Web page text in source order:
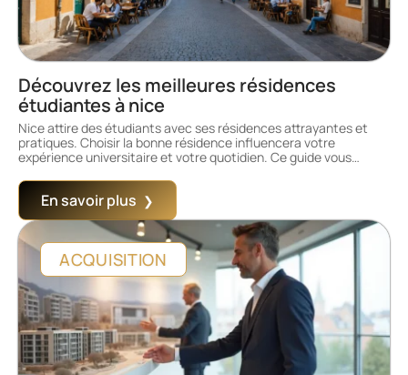
Découvrez les meilleures résidences
étudiantes à nice
Nice attire des étudiants avec ses résidences attrayantes et
pratiques. Choisir la bonne résidence influencera votre
expérience universitaire et votre quotidien. Ce guide vous…
En savoir plus
ACQUISITION